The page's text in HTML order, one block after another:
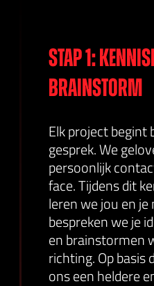
Stap 1:
Brainstorm
Elk project begint
gesprek. We
persoonlijk
face. Tijdens dit
leren we jou en
bespreken we je
en brainstormen
richting. Op basis
ons een heldere